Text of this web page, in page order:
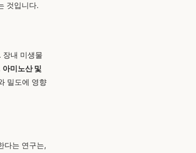
것입니다.
내 미생물
아미노산 및
밀도에 영향
다는 연구는,